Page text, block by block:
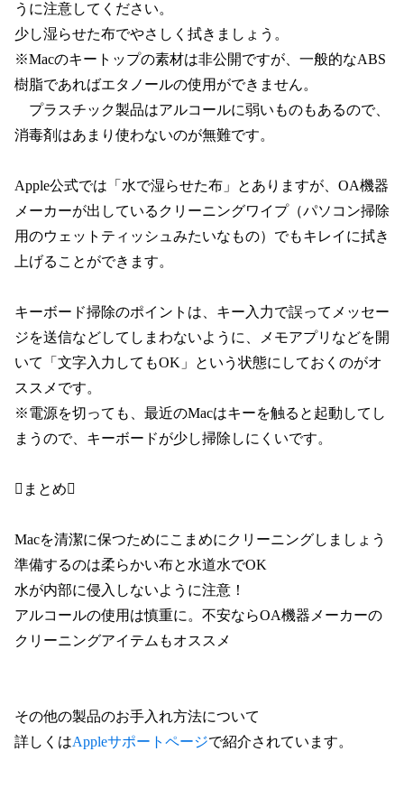
うに注意してください。
少し湿らせた布でやさしく拭きましょう。
※Macのキートップの素材は非公開ですが、一般的なABS
樹脂であればエタノールの使用ができません。
プラスチック製品はアルコールに弱いものもあるので、
消毒剤はあまり使わないのが無難です。
Apple公式では「水で湿らせた布」とありますが、OA機器
メーカーが出しているクリーニングワイプ（パソコン掃除
用のウェットティッシュみたいなもの）でもキレイに拭き
上げることができます。
キーボード掃除のポイントは、キー入力で誤ってメッセー
ジを送信などしてしまわないように、メモアプリなどを開
いて「文字入力してもOK」という状態にしておくのがオ
ススメです。
※電源を切っても、最近のMacはキーを触ると起動してし
まうので、キーボードが少し掃除しにくいです。
まとめ
Macを清潔に保つためにこまめにクリーニングしましょう
準備するのは柔らかい布と水道水でOK
水が内部に侵入しないように注意！
アルコールの使用は慎重に。不安ならOA機器メーカーの
クリーニングアイテムもオススメ
その他の製品のお手入れ方法について
詳しくはAppleサポートページで紹介されています。